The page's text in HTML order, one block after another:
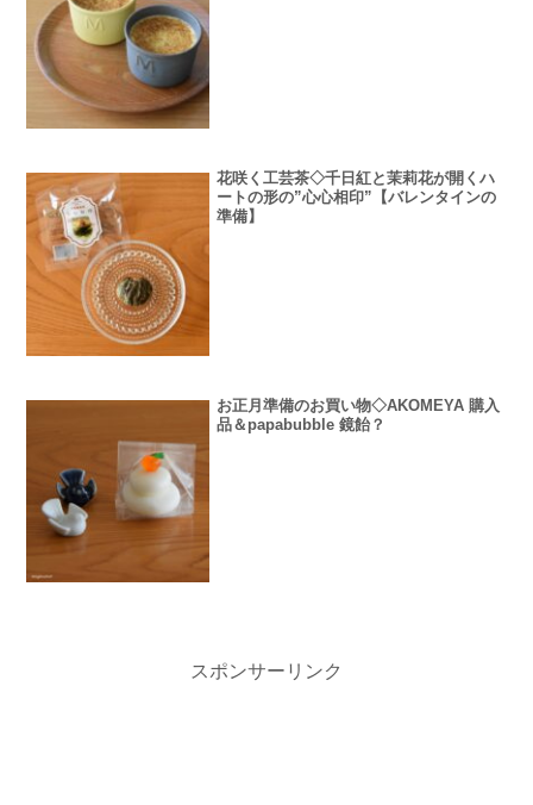
花咲く工芸茶◇千日紅と茉莉花が開くハ
ートの形の”心心相印”【バレンタインの
準備】
お正月準備のお買い物◇AKOMEYA 購入
品＆papabubble 鏡飴？
スポンサーリンク